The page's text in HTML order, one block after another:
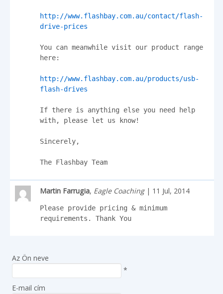
http://www.flashbay.com.au/contact/flash-
drive-prices
You can meanwhile visit our product range
here:
http://www.flashbay.com.au/products/usb-
flash-drives
If there is anything else you need help
with, please let us know!
Sincerely,
The Flashbay Team
Martin Farrugia, Eagle Coaching| 11 Jul, 2014
Please provide pricing & minimum
requirements. Thank You
Az Ön neve
*
E-mail cím